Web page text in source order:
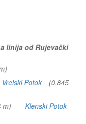
linija od Rujevački
Vrelski Potok
(0.845
m)
Klenski Potok